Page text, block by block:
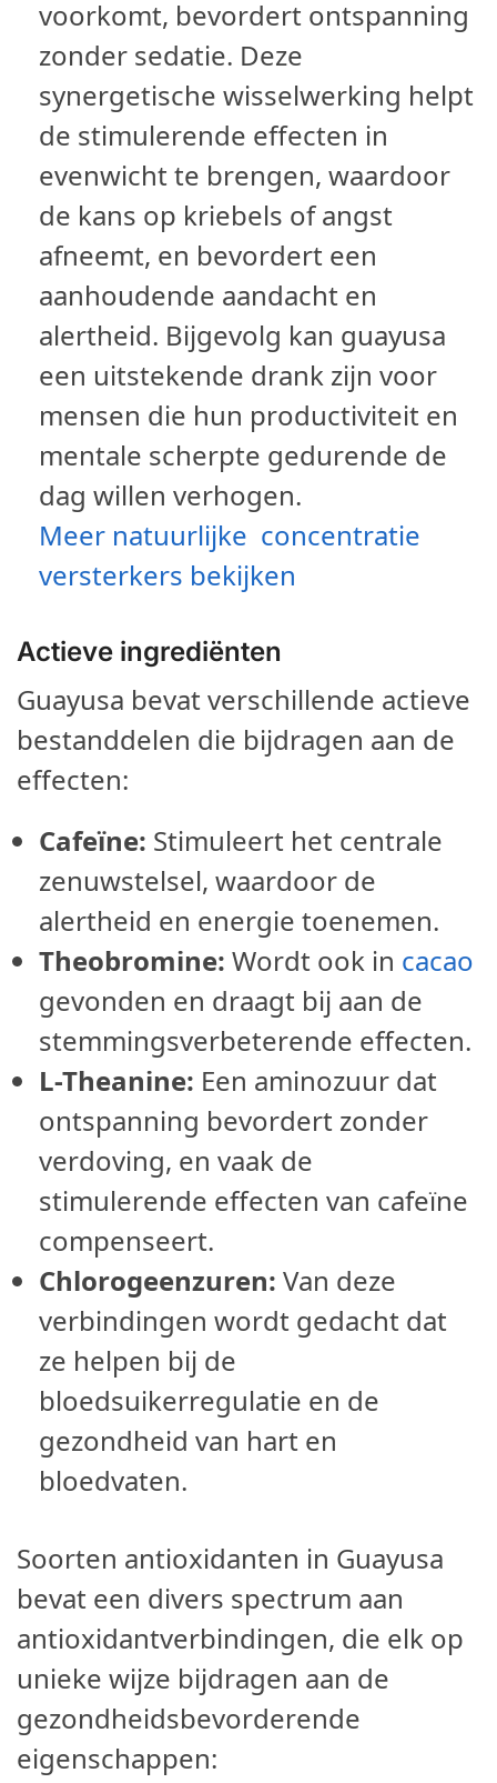
voorkomt, bevordert ontspanning
zonder sedatie. Deze
synergetische wisselwerking helpt
de stimulerende effecten in
evenwicht te brengen, waardoor
de kans op kriebels of angst
afneemt, en bevordert een
aanhoudende aandacht en
alertheid. Bijgevolg kan guayusa
een uitstekende drank zijn voor
mensen die hun productiviteit en
mentale scherpte gedurende de
dag willen verhogen.
Meer natuurlijke concentratie
versterkers bekijken
Actieve ingrediënten
Guayusa bevat verschillende actieve
bestanddelen die bijdragen aan de
effecten:
Cafeïne: Stimuleert het centrale
zenuwstelsel, waardoor de
alertheid en energie toenemen.
Theobromine: Wordt ook in cacao
gevonden en draagt bij aan de
stemmingsverbeterende effecten.
L-Theanine: Een aminozuur dat
ontspanning bevordert zonder
verdoving, en vaak de
stimulerende effecten van cafeïne
compenseert.
Chlorogeenzuren: Van deze
verbindingen wordt gedacht dat
ze helpen bij de
bloedsuikerregulatie en de
gezondheid van hart en
bloedvaten.
Soorten antioxidanten in Guayusa
bevat een divers spectrum aan
antioxidantverbindingen, die elk op
unieke wijze bijdragen aan de
gezondheidsbevorderende
eigenschappen: